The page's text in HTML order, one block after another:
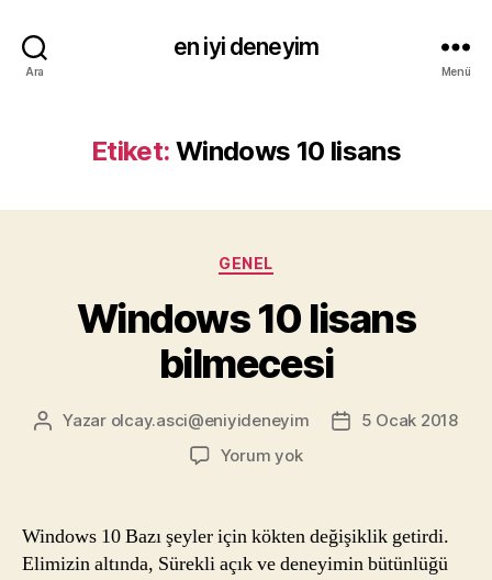
Ara
en iyi deneyim
Menü
Etiket: Windows 10 lisans
Kategoriler
GENEL
Windows 10 lisans
bilmecesi
Yazının
Yazar olcay.asci@eniyideneyim
Yazı5 Ocak 2018
Yorum yokWindows
bilmecesi
Windows 10 Bazı şeyler için kökten değişiklik getirdi.
Elimizin altında, Sürekli açık ve deneyimin bütünlüğü